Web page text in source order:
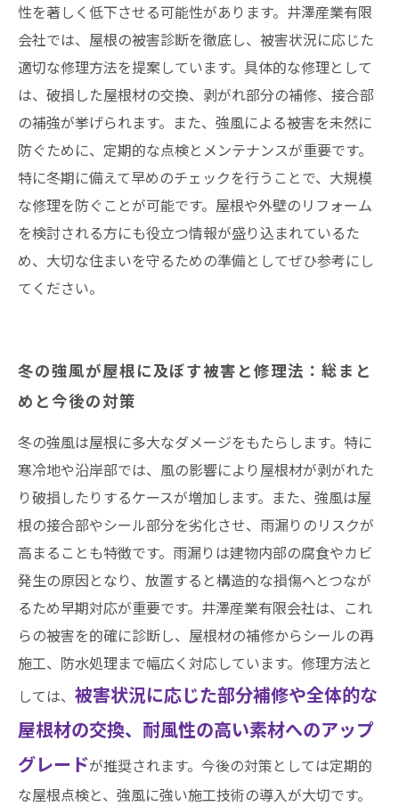
性を著しく低下させる可能性があります。井澤産業有限
会社では、屋根の被害診断を徹底し、被害状況に応じた
適切な修理方法を提案しています。具体的な修理として
は、破損した屋根材の交換、剥がれ部分の補修、接合部
の補強が挙げられます。また、強風による被害を未然に
防ぐために、定期的な点検とメンテナンスが重要です。
特に冬期に備えて早めのチェックを行うことで、大規模
な修理を防ぐことが可能です。屋根や外壁のリフォーム
を検討される方にも役立つ情報が盛り込まれているた
め、大切な住まいを守るための準備としてぜひ参考にし
てください。
冬の強風が屋根に及ぼす被害と修理法：総まと
めと今後の対策
冬の強風は屋根に多大なダメージをもたらします。特に
寒冷地や沿岸部では、風の影響により屋根材が剥がれた
り破損したりするケースが増加します。また、強風は屋
根の接合部やシール部分を劣化させ、雨漏りのリスクが
高まることも特徴です。雨漏りは建物内部の腐食やカビ
発生の原因となり、放置すると構造的な損傷へとつなが
るため早期対応が重要です。井澤産業有限会社は、これ
らの被害を的確に診断し、屋根材の補修からシールの再
施工、防水処理まで幅広く対応しています。修理方法と
しては、 被害状況に応じた部分補修や全体的な
屋根材の交換、耐風性の高い素材へのアップ
グレードが推奨されます。今後の対策としては定期的
な屋根点検と、強風に強い施工技術の導入が大切です。